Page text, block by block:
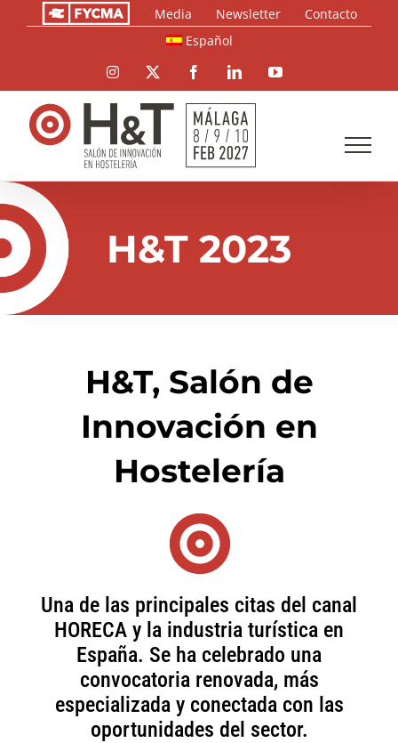
Media Newsletter
Contacto
Español
Instagram FacebookLinkedInYouTube
H&T 2023
H&T, Salón de
Innovación en
Hostelería
Una de las principales citas del canal
HORECA y la industria turística en
España. Se ha celebrado una
convocatoria renovada, más
especializada y conectada con las
oportunidades del sector.